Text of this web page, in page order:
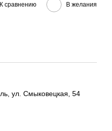
К сравнению В желания
ул. Смыковецкая, 54